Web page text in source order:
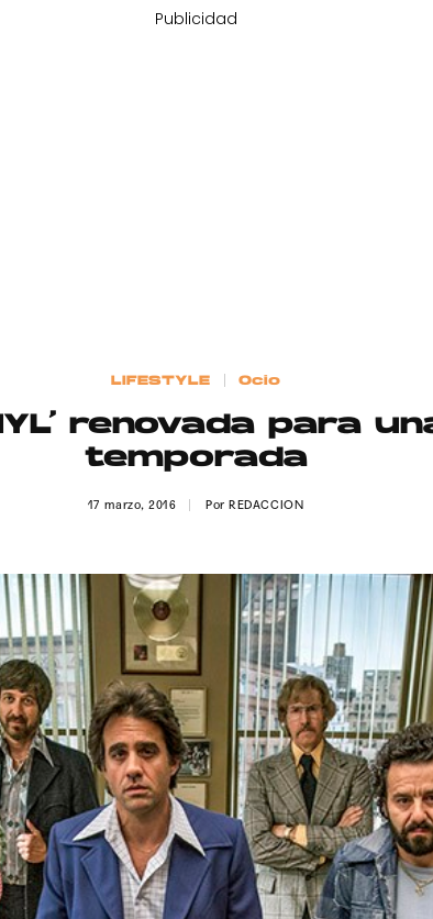
Publicidad
LIFESTYLE Ocio
renovada para
temporada
17 marzo, 2016 PorREDACCION